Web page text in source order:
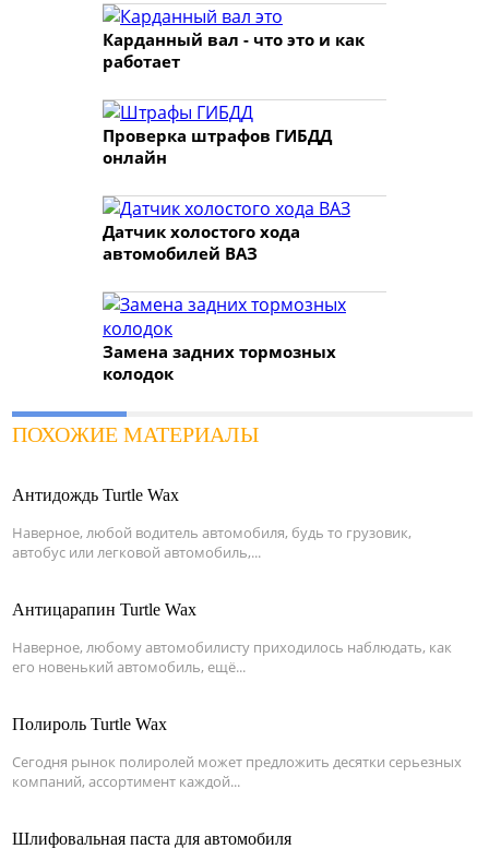
Карданный вал - что это и как
работает
Проверка штрафов ГИБДД
онлайн
Датчик холостого хода
автомобилей ВАЗ
Замена задних тормозных
колодок
ПОХОЖИЕ МАТЕРИАЛЫ
Антидождь Turtle Wax
Наверное, любой водитель автомобиля, будь то грузовик,
автобус или легковой автомобиль,...
Антицарапин Turtle Wax
Наверное, любому автомобилисту приходилось наблюдать, как
его новенький автомобиль, ещё...
Полироль Turtle Wax
Сегодня рынок полиролей может предложить десятки серьезных
компаний, ассортимент каждой...
Шлифовальная паста для автомобиля